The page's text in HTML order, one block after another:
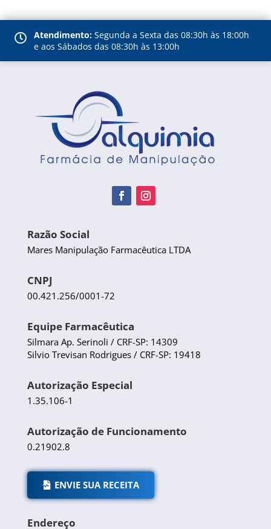
 Atendimento: Segunda a Sexta das 08:30h às 18:00h
e aos Sábados das 08:30h às 13:00h
Razão Social
Mares Manipulação Farmacêutica LTDA
CNPJ
00.421.256/0001-72
Equipe Farmacêutica
Silmara Ap. Serinoli / CRF-SP: 14309
Silvio Trevisan Rodrigues / CRF-SP: 19418
Autorização Especial
1.35.106-1
Autorização de Funcionamento
0.21902.8
ENVIE SUA RECEITA
Endereço